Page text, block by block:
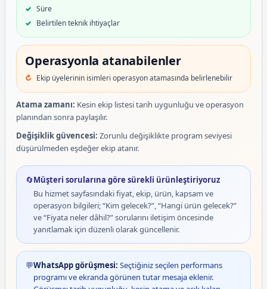
Süre
Belirtilen teknik ihtiyaçlar
Operasyonla atanabilenler
Ekip üyelerinin isimleri operasyon atamasında belirlenebilir
Atama zamanı: Kesin ekip listesi tarih uygunluğu ve operasyon
planından sonra paylaşılır.
Değişiklik güvencesi: Zorunlu değişiklikte program seviyesi
düşürülmeden eşdeğer ekip atanır.
🔄Müşteri sorularına göre sürekli ürünleştiriyoruz
Bu hizmet sayfasındaki fiyat, ekip, ürün, kapsam ve
operasyon bilgileri; “Kim gelecek?”, “Hangi ürün gelecek?”
ve “Fiyata neler dâhil?” sorularını iletişim öncesinde
yanıtlamak için düzenli olarak güncellenir.
💬WhatsApp görüşmesi: Seçtiğiniz seçilen performans
programı ve ekranda görünen tutar mesaja eklenir.